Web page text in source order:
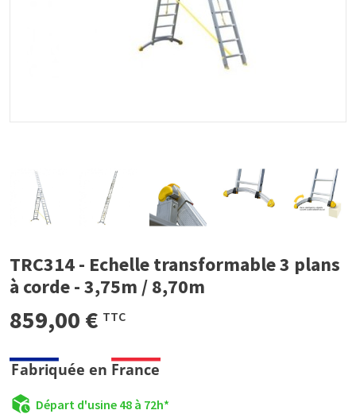
TRC314 - Echelle transformable 3 plans
à corde - 3,75m / 8,70m
859,00 € TTC
Départ d'usine 48 à 72h*